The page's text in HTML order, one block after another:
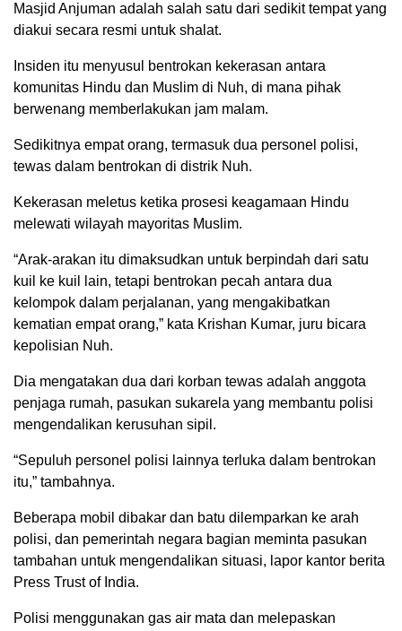
Masjid Anjuman adalah salah satu dari sedikit tempat yang
diakui secara resmi untuk shalat.
Insiden itu menyusul bentrokan kekerasan antara
komunitas Hindu dan Muslim di Nuh, di mana pihak
berwenang memberlakukan jam malam.
Sedikitnya empat orang, termasuk dua personel polisi,
tewas dalam bentrokan di distrik Nuh.
Kekerasan meletus ketika prosesi keagamaan Hindu
melewati wilayah mayoritas Muslim.
“Arak-arakan itu dimaksudkan untuk berpindah dari satu
kuil ke kuil lain, tetapi bentrokan pecah antara dua
kelompok dalam perjalanan, yang mengakibatkan
kematian empat orang,” kata Krishan Kumar, juru bicara
kepolisian Nuh.
Dia mengatakan dua dari korban tewas adalah anggota
penjaga rumah, pasukan sukarela yang membantu polisi
mengendalikan kerusuhan sipil.
“Sepuluh personel polisi lainnya terluka dalam bentrokan
itu,” tambahnya.
Beberapa mobil dibakar dan batu dilemparkan ke arah
polisi, dan pemerintah negara bagian meminta pasukan
tambahan untuk mengendalikan situasi, lapor kantor berita
Press Trust of India.
Polisi menggunakan gas air mata dan melepaskan